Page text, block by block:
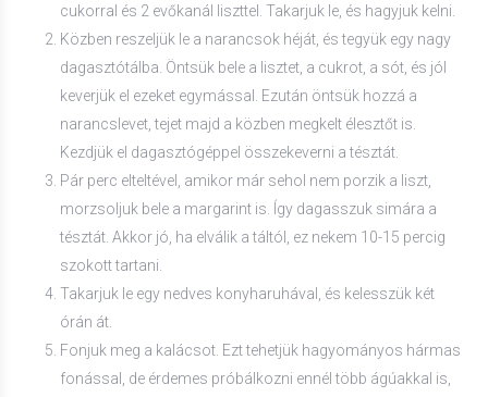
cukorral és 2 evőkanál liszttel. Takarjuk le, és hagyjuk kelni.
Közben reszeljük le a narancsok héját, és tegyük egy nagy
dagasztótálba. Öntsük bele a lisztet, a cukrot, a sót, és jól
keverjük el ezeket egymással. Ezután öntsük hozzá a
narancslevet, tejet majd a közben megkelt élesztőt is.
Kezdjük el dagasztógéppel összekeverni a tésztát.
Pár perc elteltével, amikor már sehol nem porzik a liszt,
morzsoljuk bele a margarint is. Így dagasszuk simára a
tésztát. Akkor jó, ha elválik a táltól, ez nekem 10-15 percig
szokott tartani.
Takarjuk le egy nedves konyharuhával, és kelesszük két
órán át.
Fonjuk meg a kalácsot. Ezt tehetjük hagyományos hármas
fonással, de érdemes próbálkozni ennél több ágúakkal is,